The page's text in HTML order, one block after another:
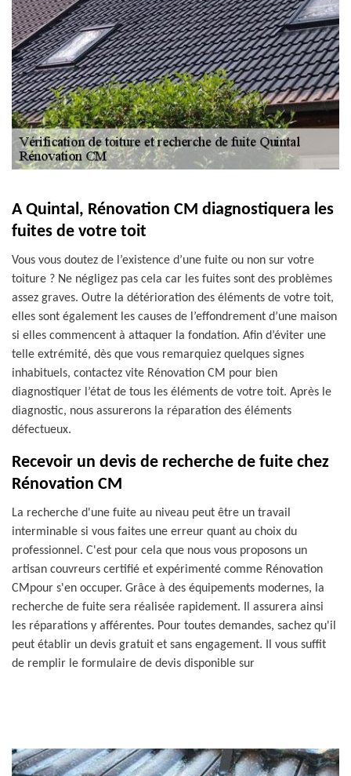
A Quintal, Rénovation CM diagnostiquera les
fuites de votre toit
Vous vous doutez de l’existence d’une fuite ou non sur votre
toiture ? Ne négligez pas cela car les fuites sont des problèmes
assez graves. Outre la détérioration des éléments de votre toit,
elles sont également les causes de l’effondrement d’une maison
si elles commencent à attaquer la fondation. Afin d’éviter une
telle extrémité, dès que vous remarquiez quelques signes
inhabituels, contactez vite Rénovation CM pour bien
diagnostiquer l’état de tous les éléments de votre toit. Après le
diagnostic, nous assurerons la réparation des éléments
défectueux.
Recevoir un devis de recherche de fuite chez
Rénovation CM
La recherche d'une fuite au niveau peut être un travail
interminable si vous faites une erreur quant au choix du
professionnel. C'est pour cela que nous vous proposons un
artisan couvreurs certifié et expérimenté comme Rénovation
CMpour s'en occuper. Grâce à des équipements modernes, la
recherche de fuite sera réalisée rapidement. Il assurera ainsi
les réparations y afférentes. Pour toutes demandes, sachez qu'il
peut établir un devis gratuit et sans engagement. Il vous suffit
de remplir le formulaire de devis disponible sur